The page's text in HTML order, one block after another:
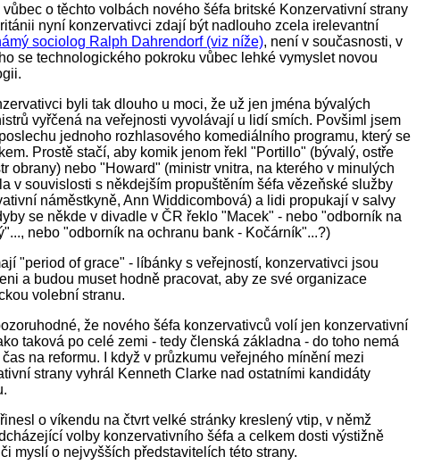
o těchto volbách nového šéfa britské Konzervativní strany
nyní konzervativci zdají být nadlouho zcela irelevantní
sociolog Ralph Dahrendorf (viz níže), není v současnosti, v
se technologického pokroku vůbec lehké vymyslet novou
byli tak dlouho u moci, že už jen jména bývalých
vyřčená na veřejnosti vyvolávají u lidí smích. Povšiml jsem
jednoho rozhlasového komediálního programu, který se
Prostě stačí, aby komik jenom řekl "Portillo" (bývalý, ostře
obrany) nebo "Howard" (ministr vnitra, na kterého v minulých
v souvislosti s někdejším propuštěním šéfa vězeňské služby
náměstkyně, Ann Widdicombová) a lidi propukají v salvy
se někde v divadle v ČR řeklo "Macek" - nebo "odborník na
nebo "odborník na ochranu bank - Kočárník"...?)
"period of grace" - líbánky s veřejností, konzervativci jsou
a budou muset hodně pracovat, aby ze své organizace
volební stranu.
že nového šéfa konzervativců volí jen konzervativní
taková po celé zemi - tedy členská základna - do toho nemá
na reformu. I když v průzkumu veřejného mínění mezi
strany vyhrál Kenneth Clarke nad ostatními kandidáty
o víkendu na čtvrt velké stránky kreslený vtip, v němž
volby konzervativního šéfa a celkem dosti výstižně
myslí o nejvyšších představitelích této strany.